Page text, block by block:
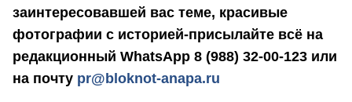
заинтересовавшей вас теме, красивые
фотографии с историей-присылайте всё на
редакционный WhatsApp 8 (988) 32-00-123 или
на почту pr@bloknot-anapa.ru